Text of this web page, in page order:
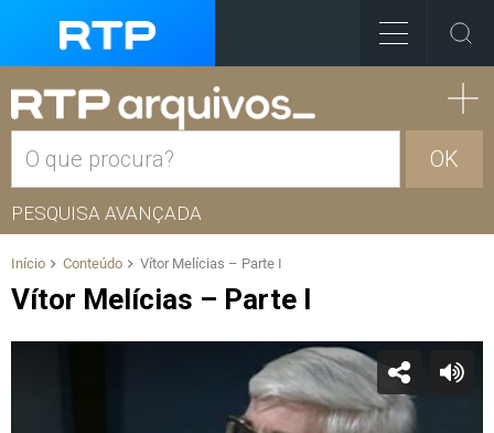
OK
PESQUISA AVANÇADA
Início Conteúdo Vítor Melícias – Parte I
Vítor Melícias – Parte I